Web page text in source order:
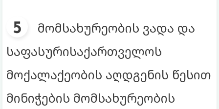
მომსახურეობის ვადა და
საფასურისაქართველოს
მოქალაქეობის აღდგენის წესით
მინიჭების მომსახურეობის